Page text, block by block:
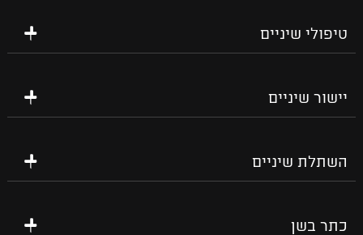
טיפולי שיניים
יישור שיניים
השתלת שיניים
כתר בשן